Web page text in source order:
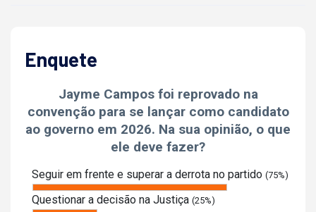
Enquete
Jayme Campos foi reprovado na
convenção para se lançar como candidato
ao governo em 2026. Na sua opinião, o que
ele deve fazer?
Seguir em frente e superar a derrota no partido (75%)
Questionar a decisão na Justiça (25%)